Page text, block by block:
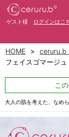
ゲスト様 ログインはこ
HOME
ceruru.b
フェイスゴマージ
こ
大人の肌を考えた、なめ